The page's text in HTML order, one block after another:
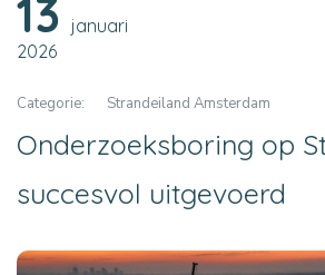
13 januari
2026
Categorie: Strandeiland Amsterdam
Onderzoeksboring op
succesvol uitgevoerd